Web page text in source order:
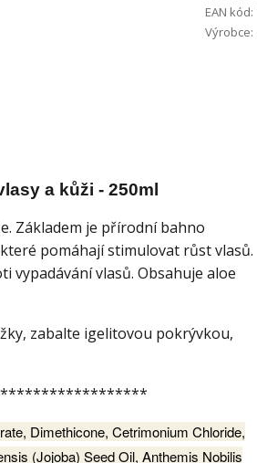
EAN kód:
Výrobce:
a kůži - 250ml
Základem je přírodní bahno
pomáhají stimulovat růst vlasů.
vypadávání vlasů. Obsahuje aloe
zabalte igelitovou pokrývkou,
Dimethicone, Cetrimonium Chloride,
(Jojoba) Seed Oil, Anthemis Nobilis